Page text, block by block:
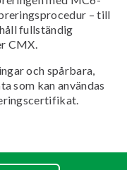
– till
fullständig
CMX.
och spårbara,
som kan användas